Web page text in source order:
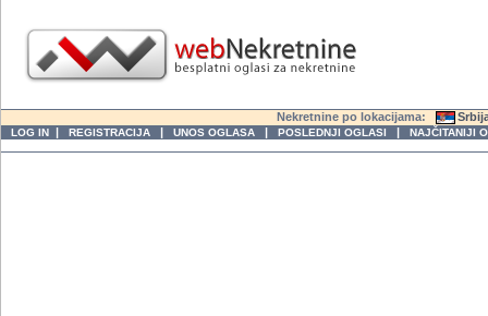
Nekretnine po lokacijama:
LOG IN | REGISTRACIJA | UNOS OGLASA | POSLEDNJI OGLASI | NAJČITANIJI